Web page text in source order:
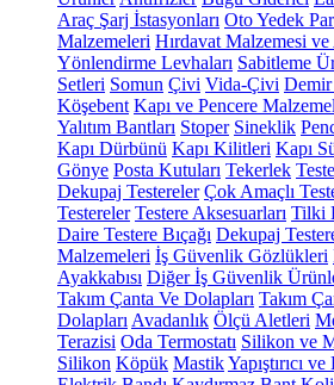
Araç Şarj İstasyonları Oto Yedek
Malzemeleri Hırdavat Malzemesi ve
Yönlendirme Levhaları Sabitleme
Setleri Somun Çivi Vida-Çivi Demir
Köşebent Kapı ve Pencere
Yalıtım Bantları Stoper Sineklik
Kapı Dürbünü Kapı Kilitleri Kapı
Gönye Posta Kutuları Tekerlek
Dekupaj Testereler Çok Amaçlı
Testereler Testere Aksesuarları Tilki
Daire Testere Bıçağı Dekupaj
Malzemeleri İş Güvenlik Gözlükleri
Ayakkabısı Diğer İş Güvenlik
Takım Çanta Ve Dolapları Takım
Dolapları Avadanlık Ölçü Aletleri
Terazisi Oda Termostatı Silikon ve
Silikon Köpük MastikYapıştırıcı